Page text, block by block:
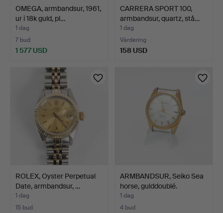
OMEGA, armbandsur, 1961,
ur i 18k guld, pl…
1 dag
7 bud
1 577 USD
CARRERA SPORT 100,
armbandsur, quartz, stå…
1 dag
Värdering
158 USD
ROLEX, Oyster Perpetual
Date, armbandsur, …
1 dag
15 bud
ARMBANDSUR, Seiko Sea
horse, gulddoublé.
1 dag
4 bud